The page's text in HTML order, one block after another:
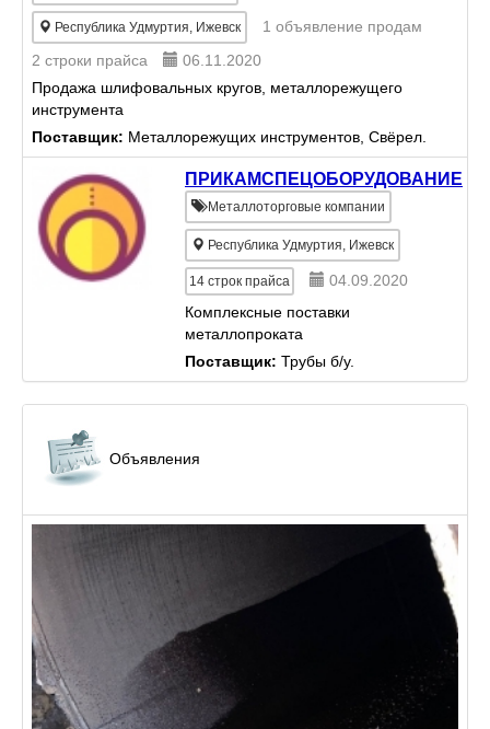
Республика Удмуртия, Ижевск
1 объявление продам
2 строки прайса
06.11.2020
Продажа шлифовальных кругов, металлорежущего
инструмента
Поставщик: Металлорежущих инструментов, Свёрел.
ПРИКАМСПЕЦОБОРУДОВАНИЕ
Металлоторговые компании
Республика Удмуртия, Ижевск
14строк прайса
04.09.2020
Комплексные поставки
металлопроката
Поставщик: Трубы б/у.
Объявления